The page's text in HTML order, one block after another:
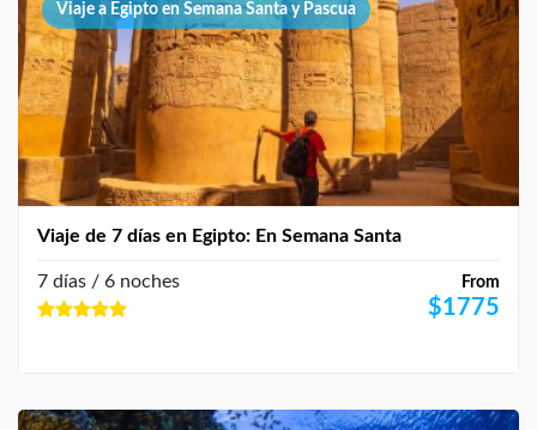
Viaje a Egipto en Semana Santa y Pascua
Viaje de 7 días en Egipto: En Semana Santa
From
$1775
7 días / 6 noches